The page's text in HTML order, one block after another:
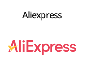
Aliexpress